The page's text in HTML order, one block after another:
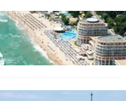
показва всички водни